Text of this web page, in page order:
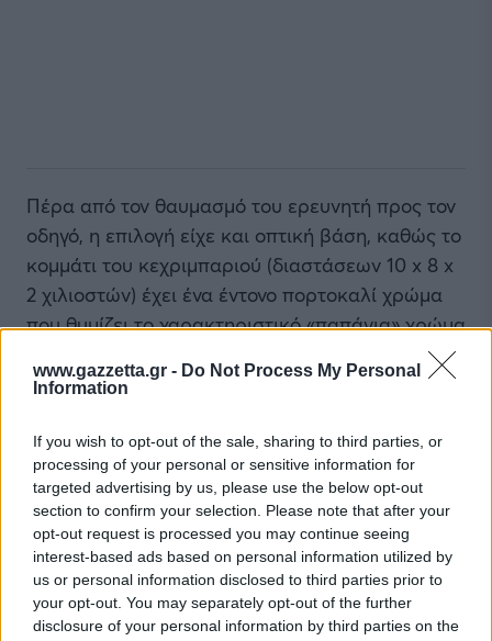
www.gazzetta.gr - Do Not Process My Personal
Information
If you wish to opt-out of the sale, sharing to third parties, or
processing of your personal or sensitive information for
targeted advertising by us, please use the below opt-out
section to confirm your selection. Please note that after your
opt-out request is processed you may continue seeing
interest-based ads based on personal information utilized by
us or personal information disclosed to third parties prior to
your opt-out. You may separately opt-out of the further
disclosure of your personal information by third parties on the
Πέρα από τον θαυμασμό του ερευνητή προς τον
οδηγό, η επιλογή είχε και οπτική βάση, καθώς το
κομμάτι του κεχριμπαριού (διαστάσεων 10 x 8 x
2 χιλιοστών) έχει ένα έντονο πορτοκαλί χρώμα
που θυμίζει το χαρακτηριστικό «παπάγια» χρώμα
παράλληλα ως φόρος τιμής στη βραζιλιάνικη
καθώς η McLaren και η Βραζιλία μοιράζονται
μια ιστορική σύνδεση στη Formula 1, κυρίως
λόγω της κληρονομιάς του θρυλικού Άιρτον
Σένα.